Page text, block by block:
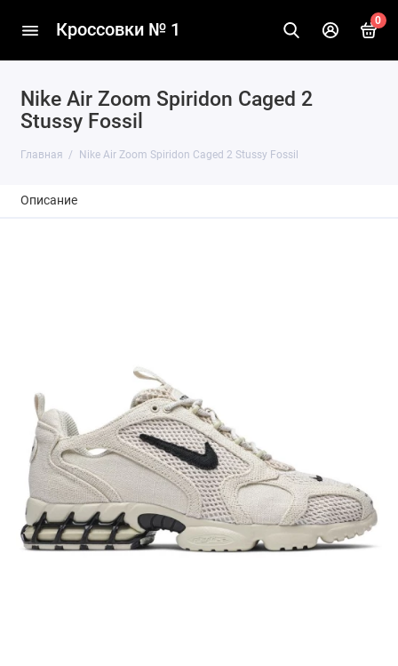
Кроссовки № 1 0
Nike Air Zoom Spiridon Caged 2
Stussy Fossil
Главная Nike Air Zoom Spiridon Caged 2 Stussy Fossil
Описание